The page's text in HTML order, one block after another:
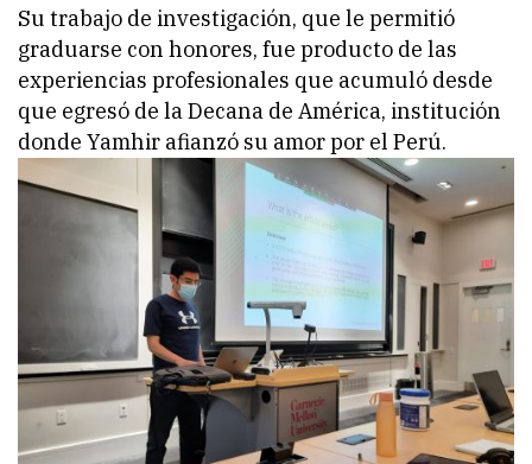
Su trabajo de investigación, que le permitió
graduarse con honores, fue producto de las
experiencias profesionales que acumuló desde
que egresó de la Decana de América, institución
donde Yamhir afianzó su amor por el Perú.